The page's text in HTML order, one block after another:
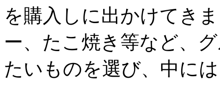
を購入しに出かけてき
ー、たこ焼き等など、
たいものを選び、中に